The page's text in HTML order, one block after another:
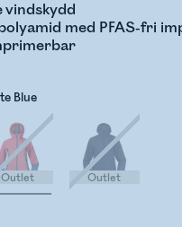
vindskydd
med PFAS-fri
Blue
Outlet Outlet